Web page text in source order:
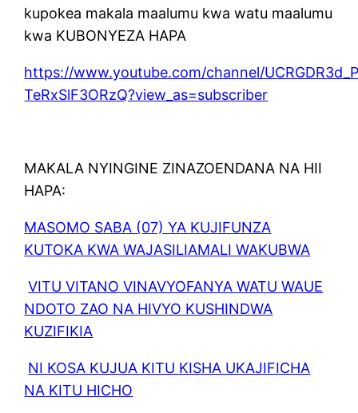
kupokea makala maalumu kwa watu maalumu
kwa KUBONYEZA HAPA
https://www.youtube.com/channel/
TeRxSlF3ORzQ?view_as=subscriber
MAKALA NYINGINE ZINAZOENDANA NA HII
HAPA:
MASOMO SABA (07) YA KUJIFUNZA
KUTOKA KWA WAJASILIAMALI WAKUBWA
VITU VITANO VINAVYOFANYA WATU WAUE
NDOTO ZAO NA HIVYO KUSHINDWA
KUZIFIKIA
NI KOSA KUJUA KITU KISHA UKAJIFICHA
NA KITU HICHO